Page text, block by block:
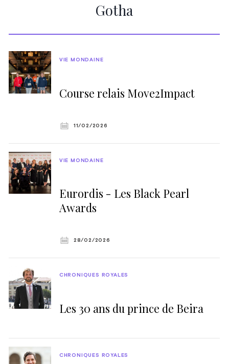
Gotha
Course relais Move2Impact
VIE MONDAINE
11/02/2026
Eurordis - Les Black Pearl
Awards
VIE MONDAINE
28/02/2026
Les 30 ans du prince de Beira
CHRONIQUES ROYALES
CHRONIQUES ROYALES